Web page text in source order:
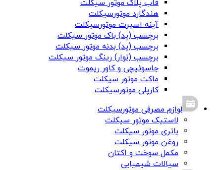
قاب پلاک موتور سیکلت
هندگارد موتورسیکلت
آینه اسپرت موتورسیکلت
برچسب (پد) باک موتور سیکلت
برچسب (پد) بدنه موتور سیکلت
برچسب (نوار) رینگ موتور سیکلت
جاسوئیچی و کاور ریموت
ماکت موتور سیکلت
کارپلی موتورسیکلت
لوازم مصرفی موتورسیکلت
لاستیک موتور سیکلت
باتری موتور سیکلت
روغن موتور سیکلت
مکمل سوخت و اکتان
سیالات شیمیایی